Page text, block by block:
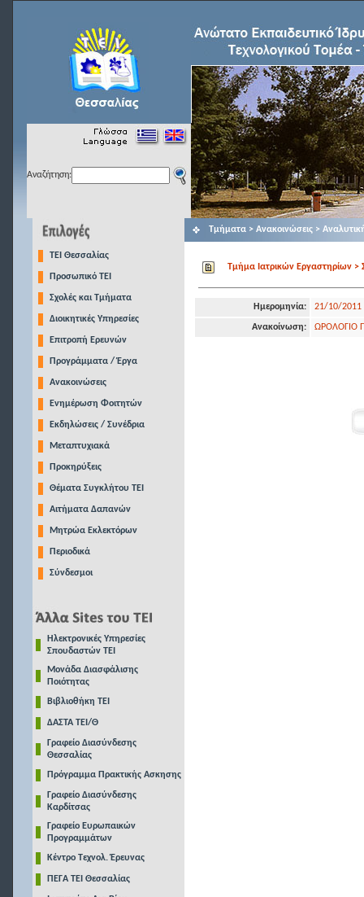
Αναζήτηση:
TEI Θεσσαλίας
Προσωπικό ΤΕΙ
Σχολές και Τμήματα
Διοικητικές Υπηρεσίες
Επιτροπή Ερευνών
Προγράμματα / Έργα
Ανακοινώσεις
Ενημέρωση Φοιτητών
Εκδηλώσεις / Συνέδρια
Μεταπτυχιακά
Προκηρύξεις
Θέματα Συγκλήτου ΤΕΙ
Αιτήματα Δαπανών
Μητρώα Εκλεκτόρων
Περιοδικά
Σύνδεσμοι
Ηλεκτρονικές Υπηρεσίες
Σπουδαστών ΤΕΙ
Μονάδα Διασφάλισης
Ποιότητας
Βιβλιοθήκη ΤΕΙ
ΔΑΣΤΑ ΤΕΙ/Θ
Γραφείο Διασύνδεσης
Θεσσαλίας
Πρόγραμμα Πρακτικής Ασκησης
Γραφείο Διασύνδεσης
Καρδίτσας
Γραφείο Ευρωπαικών
Προγραμμάτων
Κέντρο Τεχνολ. Έρευνας
ΠΕΓΑ ΤΕΙ Θεσσαλίας
Τμήματα > Ανακοινώσεις >
Τμήμα Ιατρικών Eργαστηρίων >
Ημερομηνία: 21/10/2011
Ανακοίνωση: ΩΡΟΛΟΓΙΟ